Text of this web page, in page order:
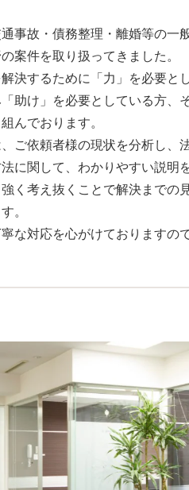
事故・債務整理・離婚等の一
案件を取り扱ってきました。
決するために「力」を必要と
助け」を必要としている方、
んでおります。
ご依頼者様の現状を分析し、
に関して、わかりやすい説明
く考え抜くことで解決までの
。
な対応を心がけておりますの